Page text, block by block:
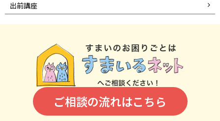
出前講座
ご相談の流れはこちら